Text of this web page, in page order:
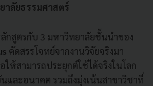
าลัยธรรมศาสตร์
กสูตรกับ 3 มหาวิทยาลัยชั้นนำของ
คัดสรรโจทย์จากงานวิจัยจริงมา
ห้สามารถประยุกต์ใช้ได้จริงในโลก
และอนาคต รวมถึงมุ่งเน้นสาขาวิชาที่